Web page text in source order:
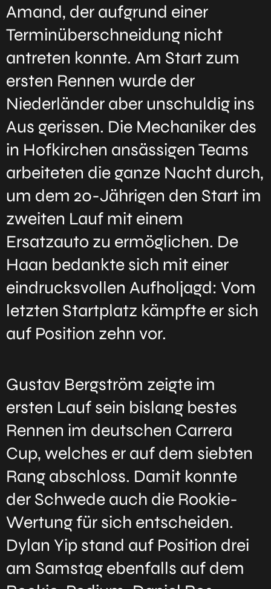
Amand, der aufgrund einer
Terminüberschneidung nicht
antreten konnte. Am Start zum
ersten Rennen wurde der
Niederländer aber unschuldig ins
Aus gerissen. Die Mechaniker des
in Hofkirchen ansässigen Teams
arbeiteten die ganze Nacht durch,
um dem 20-Jährigen den Start im
zweiten Lauf mit einem
Ersatzauto zu ermöglichen. De
Haan bedankte sich mit einer
eindrucksvollen Aufholjagd: Vom
letzten Startplatz kämpfte er sich
auf Position zehn vor.
Gustav Bergström zeigte im
ersten Lauf sein bislang bestes
Rennen im deutschen Carrera
Cup, welches er auf dem siebten
Rang abschloss. Damit konnte
der Schwede auch die Rookie-
Wertung für sich entscheiden.
Dylan Yip stand auf Position drei
am Samstag ebenfalls auf dem